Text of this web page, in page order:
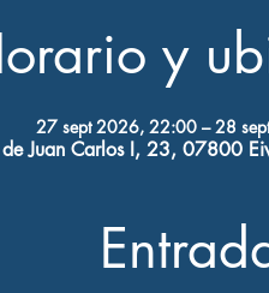
y
27 sept 2026, 22:00 – 28
Juan Carlos I, 23, 07800